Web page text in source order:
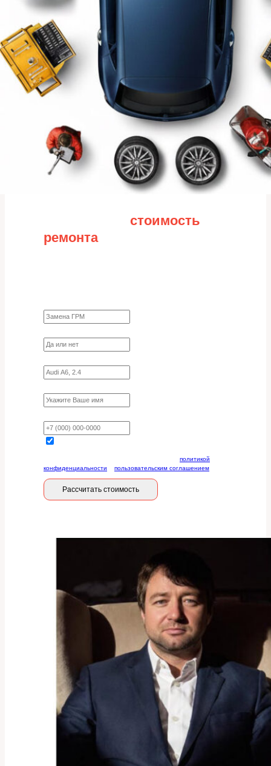
стоимость
ремонта
политикой
конфиденциальности
пользовательским соглашением
Рассчитать стоимость